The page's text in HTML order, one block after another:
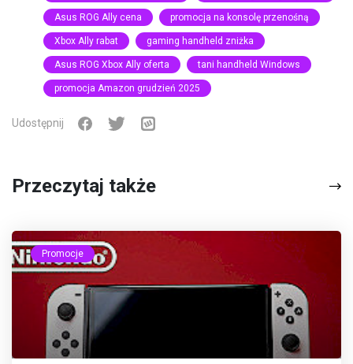
Asus ROG Ally cena promocja na konsolę przenośną
Xbox Ally rabat gaming handheld zniżka
Asus ROG Xbox Ally oferta tani handheld Windows
promocja Amazon grudzień 2025
Udostępnij
Przeczytaj także
Promocje